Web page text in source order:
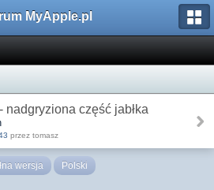
MyApple.pl
nadgryziona część jabłka
przez tomasz
wersja Polski